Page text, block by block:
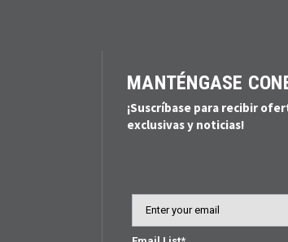
MANTÉNGASE
¡Suscríbase para recibir
exclusivas y noticias!